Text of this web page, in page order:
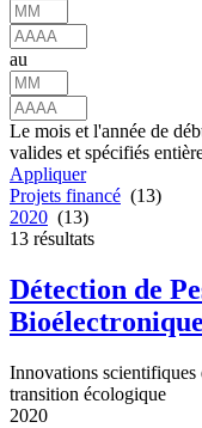
au
Le mois et l'année de
valides et spécifiés
Appliquer
Projets financé (13)
2020 (13)
13 résultats
Détection de
Innovations scientifiques
transition écologique
2020